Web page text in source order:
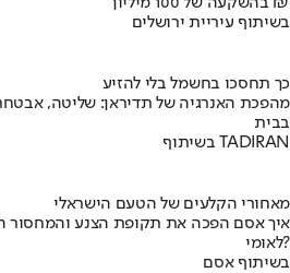
בשיתוף עיריית ירושלים
כך תחסכו בחשמל בלי להזיע
מהפכת האנרגיה של תדיראן: שליטה,
בבית
בשיתוף TADIRAN
מאחורי הקלעים של הטעם הישראלי
לאומי?
בשיתוף אסם